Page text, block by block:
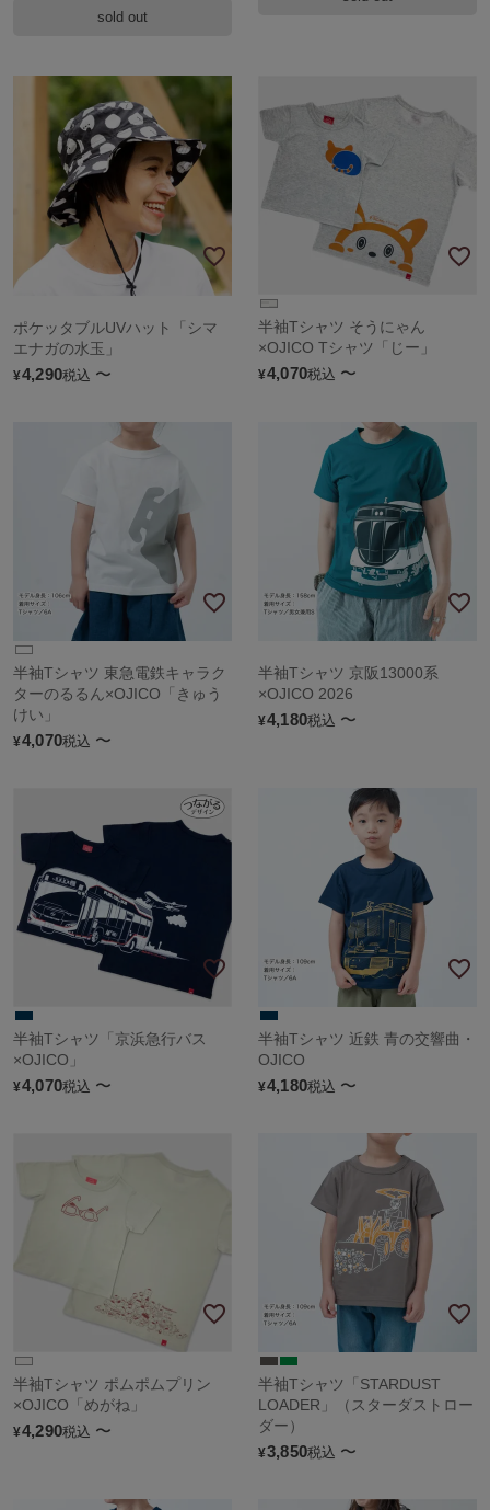
sold out
ポケッタブルUVハット「シマ
エナガの水玉」
¥4,290税込 〜
半袖Tシャツ そうにゃん
×OJICO Tシャツ「じー」
¥4,070税込 〜
半袖Tシャツ 東急電鉄キャラク
ターのるるん×OJICO「きゅう
けい」
¥4,070税込 〜
半袖Tシャツ 京阪13000系
×OJICO 2026
¥4,180税込 〜
半袖Tシャツ「京浜急行バス
×OJICO」
¥4,070税込 〜
半袖Tシャツ 近鉄 青の交響曲・
OJICO
¥4,180税込 〜
半袖Tシャツ ポムポムプリン
×OJICO「めがね」
¥4,290税込 〜
半袖Tシャツ「STARDUST
LOADER」（スターダストロー
ダー）
¥3,850税込 〜